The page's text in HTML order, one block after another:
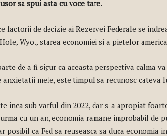
sa spui asta cu voce tare.
factorii de decizie ai Rezervei Federale se
Wyo., starea economiei si a pietelor
de a fi sigur ca aceasta perspectiva calma
anxietatii mele, este timpul sa recunosc cateva
inca sub varful din 2022, dar s-a apropiat
cu un an, economia ramane improbabil de
posibil ca Fed sa reuseasca sa duca